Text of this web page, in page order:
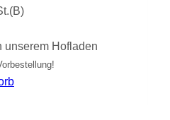
unserem Hofladen